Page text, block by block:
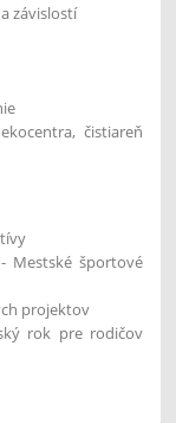
závislostí
čistiareň
Mestské športové
projektov
rok pre rodičov